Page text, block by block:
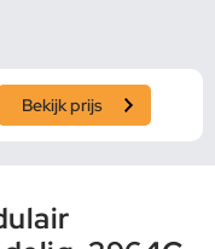
Bekijk prijs